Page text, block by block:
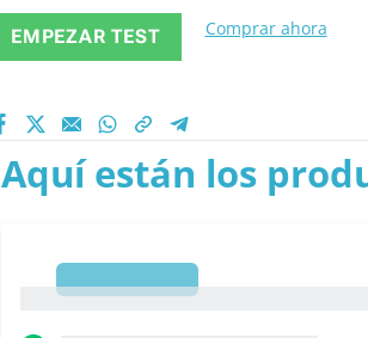
EMPEZAR TEST Comprar ahora
Aquí están los